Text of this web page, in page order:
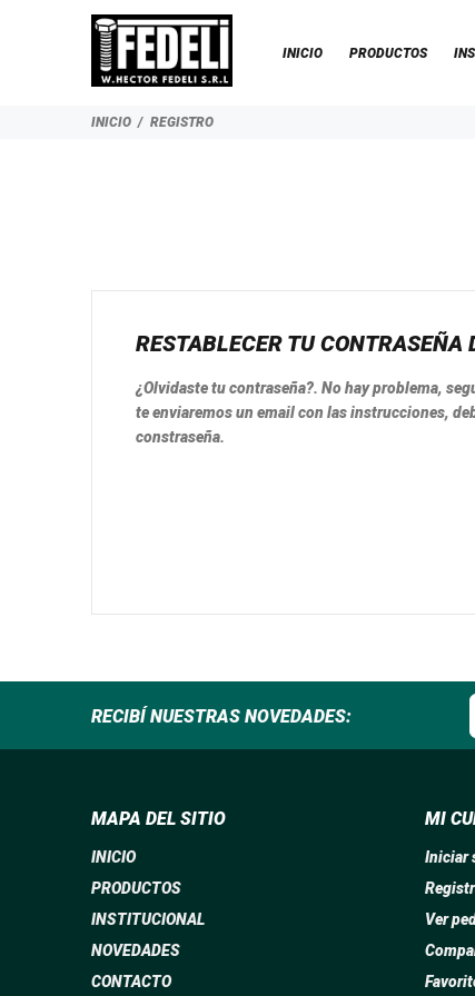
INICIO PRODUCTOS
INICIO REGISTRO
RESTABLECER TU CONTRASEÑA
¿Olvidaste tu contraseña?. No hay problema,
te enviaremos un email con las instrucciones,
constraseña.
RECIBÍ NUESTRAS NOVEDADES:
MAPA DEL SITIO
INICIO
PRODUCTOS
INSTITUCIONAL
NOVEDADES
CONTACTO
MI
Iniciar
Ver